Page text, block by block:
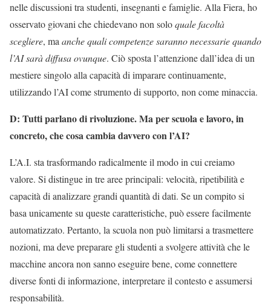
nelle discussioni tra studenti, insegnanti e famiglie. Alla Fiera, ho
osservato giovani che chiedevano non soloquale facoltà
scegliere, maanche quali competenze saranno necessarie quando
l’AI sarà diffusa ovunque. Ciò sposta l’attenzione dall’idea di un
mestiere singolo alla capacità di imparare continuamente,
utilizzando l’AI come strumento di supporto, non come minaccia.
D: Tutti parlano di rivoluzione. Ma per scuola e lavoro, in
concreto, che cosa cambia davvero con l’AI?
L’A.I. sta trasformando radicalmente il modo in cui creiamo
valore. Si distingue in tre aree principali: velocità, ripetibilità e
capacità di analizzare grandi quantità di dati. Se un compito si
basa unicamente su queste caratteristiche, può essere facilmente
automatizzato. Pertanto, la scuola non può limitarsi a trasmettere
nozioni, ma deve preparare gli studenti a svolgere attività che le
macchine ancora non sanno eseguire bene, come connettere
diverse fonti di informazione, interpretare il contesto e assumersi
responsabilità.